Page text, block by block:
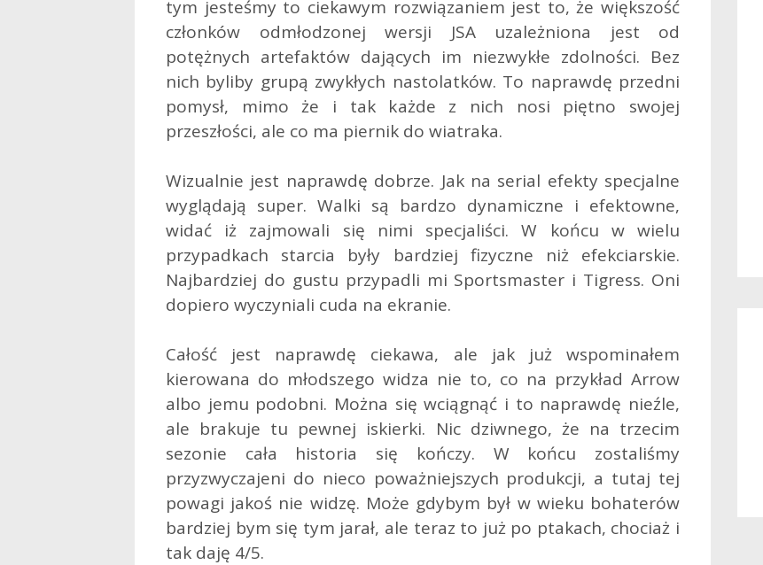
tym jesteśmy to ciekawym rozwiązaniem jest to, że większość
członków odmłodzonej wersji JSA uzależniona jest od
potężnych artefaktów dających im niezwykłe zdolności. Bez
nich byliby grupą zwykłych nastolatków. To naprawdę przedni
pomysł, mimo że i tak każde z nich nosi piętno swojej
przeszłości, ale co ma piernik do wiatraka.
Wizualnie jest naprawdę dobrze. Jak na serial efekty specjalne
wyglądają super. Walki są bardzo dynamiczne i efektowne,
widać iż zajmowali się nimi specjaliści. W końcu w wielu
przypadkach starcia były bardziej fizyczne niż efekciarskie.
Najbardziej do gustu przypadli mi Sportsmaster i Tigress. Oni
dopiero wyczyniali cuda na ekranie.
Całość jest naprawdę ciekawa, ale jak już wspominałem
kierowana do młodszego widza nie to, co na przykład Arrow
albo jemu podobni. Można się wciągnąć i to naprawdę nieźle,
ale brakuje tu pewnej iskierki. Nic dziwnego, że na trzecim
sezonie cała historia się kończy. W końcu zostaliśmy
przyzwyczajeni do nieco poważniejszych produkcji, a tutaj tej
powagi jakoś nie widzę. Może gdybym był w wieku bohaterów
bardziej bym się tym jarał, ale teraz to już po ptakach, chociaż i
tak daję 4/5.